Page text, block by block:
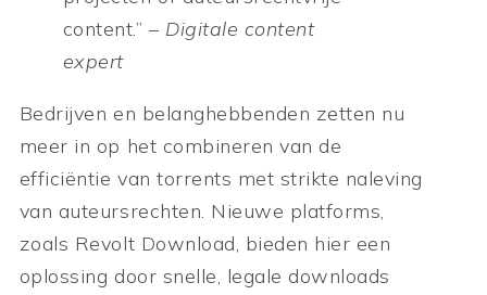
content.” – Digitale content
expert
Bedrijven en belanghebbenden zetten nu
meer in op het combineren van de
efficiëntie van torrents met strikte naleving
van auteursrechten. Nieuwe platforms,
zoals Revolt Download, bieden hier een
oplossing door snelle, legale downloads